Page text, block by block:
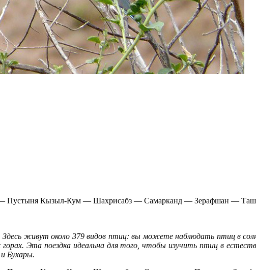
Пустыня Кызыл-Кум — Шахрисабз — Самарканд — Зерафшан —
Здесь живут около 379 видов птиц: вы можете наблюдать птиц в
горах. Эта поездка идеальна для того, чтобы изучить птиц в
Бухары.